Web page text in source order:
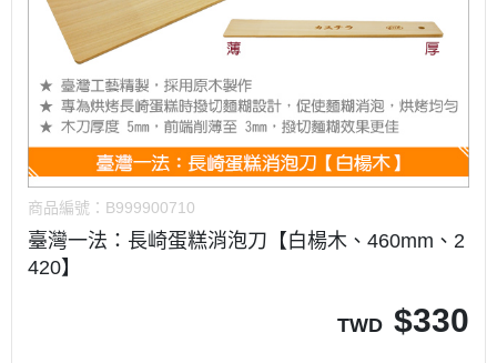
商品編號： B999900710
臺灣一法：長崎蛋糕消泡刀【白楊木、460mm、2
420】
TWD $330